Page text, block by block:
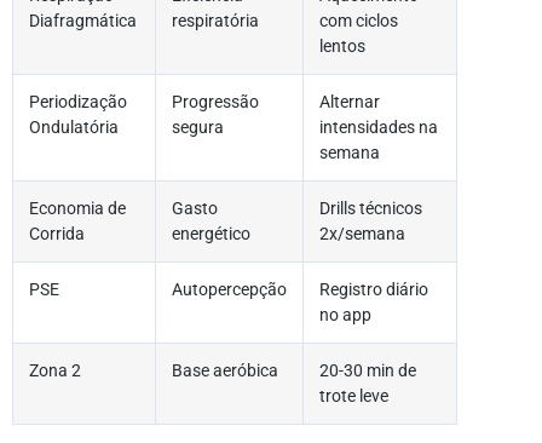
Diafragmática
respiratória
com ciclos
lentos
Periodização
Ondulatória
Progressão
segura
Alternar
intensidades na
semana
Economia de
Corrida
Gasto
energético
Drills técnicos
2x/semana
PSE Autopercepção
Registro diário
no app
Zona 2 Base aeróbica
20-30 min de
trote leve